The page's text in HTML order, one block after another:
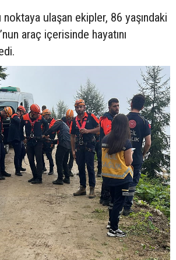
noktaya ulaşan ekipler, 86 yaşındaki
araç içerisinde hayatını